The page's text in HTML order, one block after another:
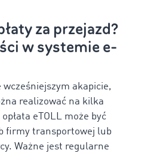
za przejazd?
w systemie e-
akapicie,
realizować na kilka
eTOLL może być
firmy transportowej lub
Ważne jest regularne